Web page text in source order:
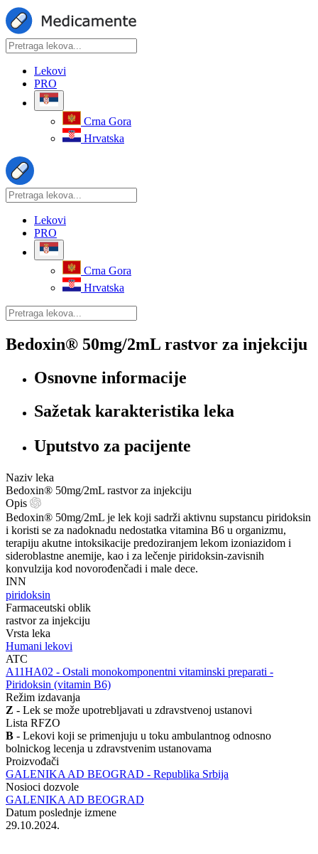
Lekovi
PRO
Crna Gora
Hrvatska
Lekovi
PRO
Crna Gora
Hrvatska
Bedoxin® 50mg/2mL rastvor za injekciju
Osnovne informacije
Sažetak karakteristika leka
Uputstvo za pacijente
Naziv leka
Bedoxin® 50mg/2mL rastvor za injekciju
Opis
Bedoxin® 50mg/2mL je lek koji sadrži aktivnu supstancu piridoksin
i koristi se za nadoknadu nedostatka vitamina B6 u organizmu,
terapiju akutne intoksikacije predoziranjem lekom izoniazidom i
sideroblastne anemije, kao i za lečenje piridoksin-zavisnih
konvulzija kod novorođenčadi i male dece.
INN
piridoksin
Farmaceutski oblik
rastvor za injekciju
Vrsta leka
Humani lekovi
ATC
‍A11HA02 - Ostali monokomponentni vitaminski preparati -
Piridoksin (vitamin B6)
Režim izdavanja
Z - Lek se može upotrebljavati u zdravstvenoj ustanovi
Lista RFZO
B - Lekovi koji se primenjuju u toku ambulantnog odnosno
bolnickog lecenja u zdravstvenim ustanovama
Proizvođači
GALENIKA AD BEOGRAD - Republika Srbija
Nosioci dozvole
GALENIKA AD BEOGRAD
Datum poslednje izmene
29.10.2024.